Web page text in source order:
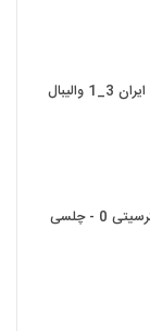
خلاصه بازی والیبال ایران 3_1 والیبال
خلاصه بازی منچسترسیتی 0 - چلسی